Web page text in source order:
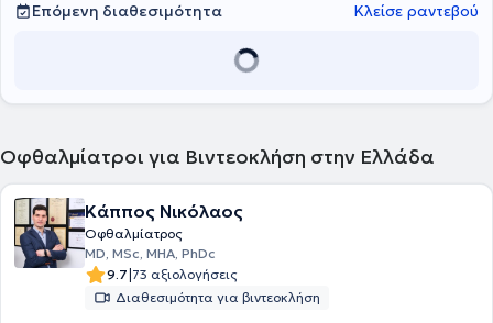
Επόμενη διαθεσιμότητα
Κλείσε ραντεβού
Οφθαλμίατροι για Βιντεοκλήση στην Ελλάδα
Κάππος Νικόλαος
Οφθαλμίατρος
MD, MSc, MHA, PhDc
9.7|73 αξιολογήσεις
Διαθεσιμότητα για βιντεοκλήση